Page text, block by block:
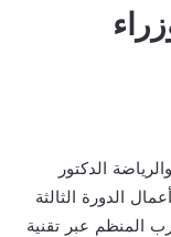
الدكتور
الدورة الثالثة
المنظم عبر تقنية